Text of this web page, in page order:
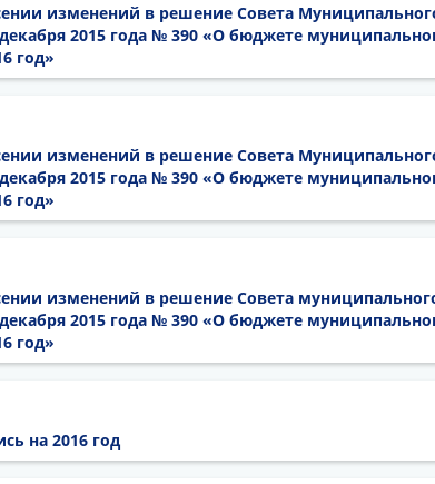
изменений в решение Совета
2015 года № 390 «О бюджете
год»
изменений в решение Совета
2015 года № 390 «О бюджете
год»
изменений в решение Совета
2015 года № 390 «О бюджете
год»
на 2016 год